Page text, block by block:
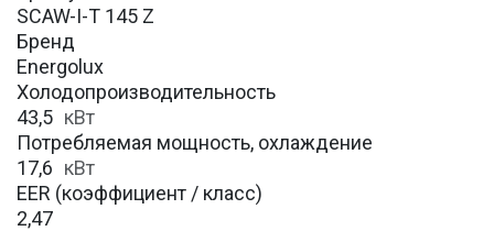
SCAW-I-T 145 Z
Бренд
Energolux
Холодопроизводительность
43,5 кВт
Потребляемая мощность, охлаждение
17,6 кВт
EER (коэффициент / класс)
2,47